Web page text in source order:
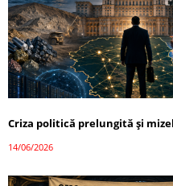
Criza politică prelungită și
14/06/2026